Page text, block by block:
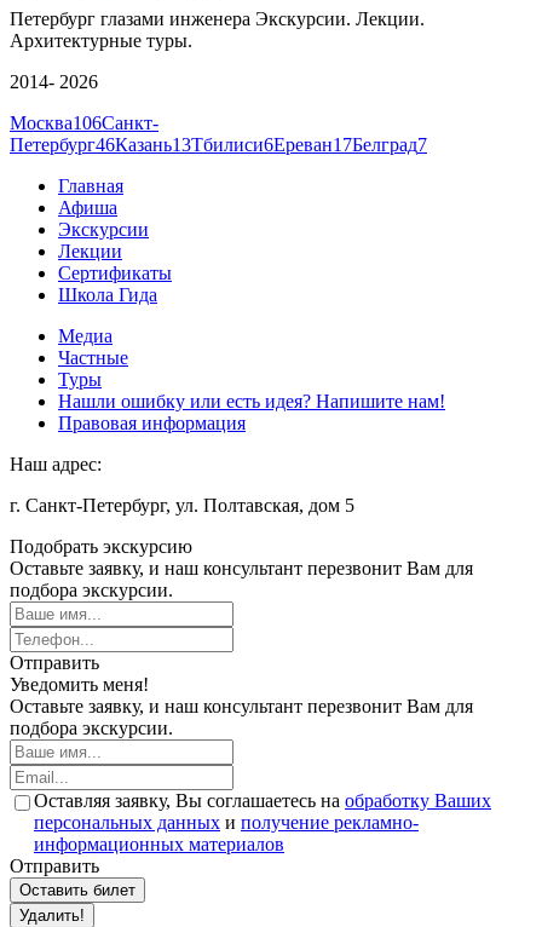
Петербург глазами инженера Экскурсии. Лекции.
Архитектурные туры.
2014- 2026
Москва106Санкт-
Петербург46Казань13Тбилиси6Ереван17Белград7
Главная
Афиша
Экскурсии
Лекции
Сертификаты
Школа Гида
Медиа
Частные
Туры
Нашли ошибку или есть идея? Напишите нам!
Правовая информация
Наш адрес:
г. Санкт-Петербург, ул. Полтавская, дом 5
Подобрать экскурсию
Оставьте заявку, и наш консультант перезвонит Вам для
подбора экскурсии.
Отправить
Уведомить меня!
Оставьте заявку, и наш консультант перезвонит Вам для
подбора экскурсии.
Оставляя заявку, Вы соглашаетесь на обработку Ваших
персональных данных и получение рекламно-
информационных материалов
Отправить
Оставить билет
Удалить!